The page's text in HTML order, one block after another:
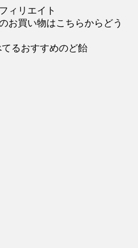
ィリエイト
お買い物はこちらからどう
るおすすめのど飴